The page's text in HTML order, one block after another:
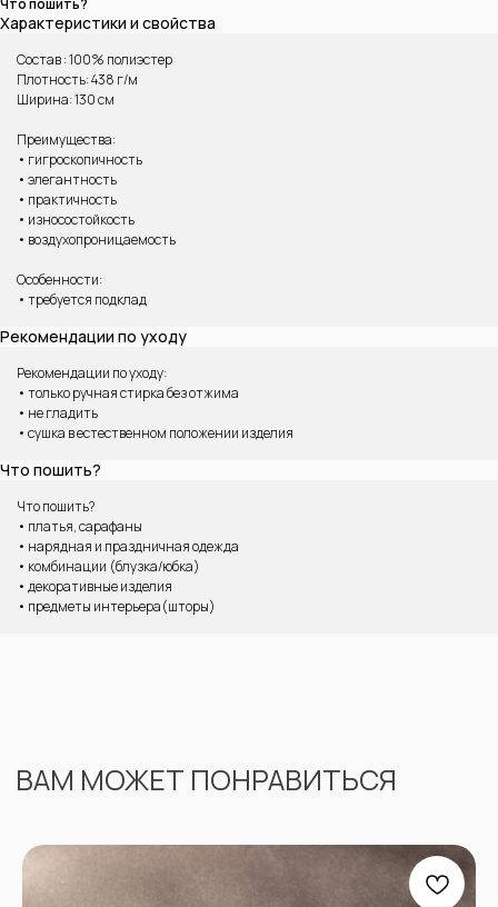
Что пошить?
Характеристики и свойства
Состав : 100% полиэстер
Плотность: 438 г/м
Ширина: 130 см
Преимущества:
• гигроскопичность
• элегантность
• практичность
• износостойкость
• воздухопроницаемость
Особенности:
• требуется подклад
Рекомендации по уходу
Рекомендации по уходу:
• только ручная стирка без отжима
• не гладить
• сушка в естественном положении изделия
Что пошить?
Что пошить?
• платья, сарафаны
• нарядная и праздничная одежда
• комбинации (блузка/юбка)
• декоративные изделия
• предметы интерьера(шторы)
ВАМ МОЖЕТ ПОНРАВИТЬСЯ